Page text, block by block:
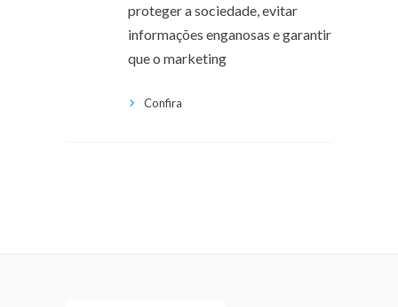
proteger a sociedade, evitar
informações enganosas e garantir
que o marketing
Confira